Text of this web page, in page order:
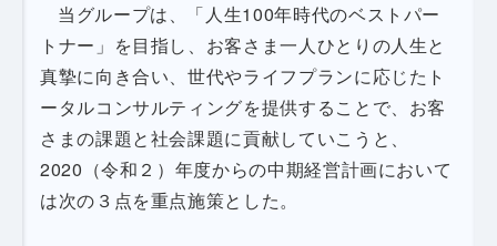
当グループは、「人生100年時代のベストパー
トナー」を目指し、お客さま一人ひとりの人生と
真摯に向き合い、世代やライフプランに応じたト
ータルコンサルティングを提供することで、お客
さまの課題と社会課題に貢献していこうと、
2020（令和２）年度からの中期経営計画において
は次の３点を重点施策とした。